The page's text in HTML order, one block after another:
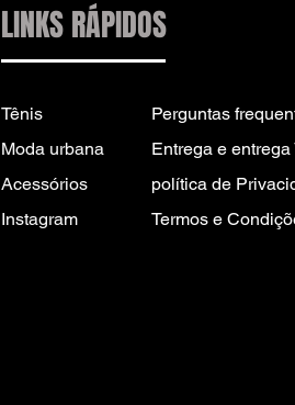
LINKS RÁPIDOS
Tênis
Moda urbana
Acessórios
Instagram
Perguntas
Entrega e entrega
política de
Termos e